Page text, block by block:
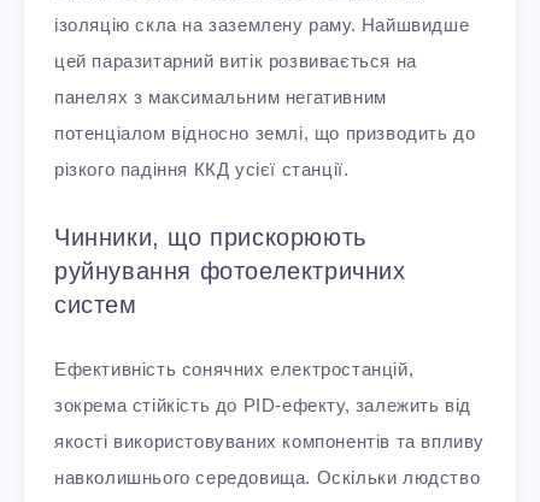
ізоляцію скла на заземлену раму. Найшвидше
цей паразитарний витік розвивається на
панелях з максимальним негативним
потенціалом відносно землі, що призводить до
різкого падіння ККД усієї станції.
Чинники, що прискорюють
руйнування фотоелектричних
систем
Ефективність сонячних електростанцій,
зокрема стійкість до PID-ефекту, залежить від
якості використовуваних компонентів та впливу
навколишнього середовища. Оскільки людство